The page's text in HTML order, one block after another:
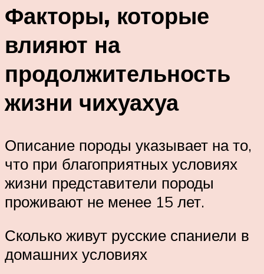
Факторы, которые
влияют на
продолжительность
жизни чихуахуа
Описание породы указывает на то,
что при благоприятных условиях
жизни представители породы
проживают не менее 15 лет.
Сколько живут русские спаниели в
домашних условиях